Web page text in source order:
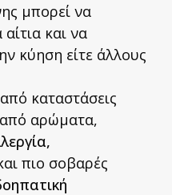
μπορεί να
και να
κύηση είτε άλλους
καταστάσεις
αρώματα,
πιο σοβαρές